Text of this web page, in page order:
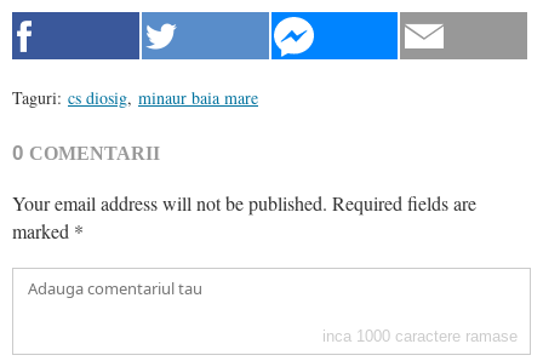
Taguri: cs diosig, minaur baia mare
0 COMENTARII
Your email address will not be published. Required fields are
marked *
inca 1000 caractere ramase